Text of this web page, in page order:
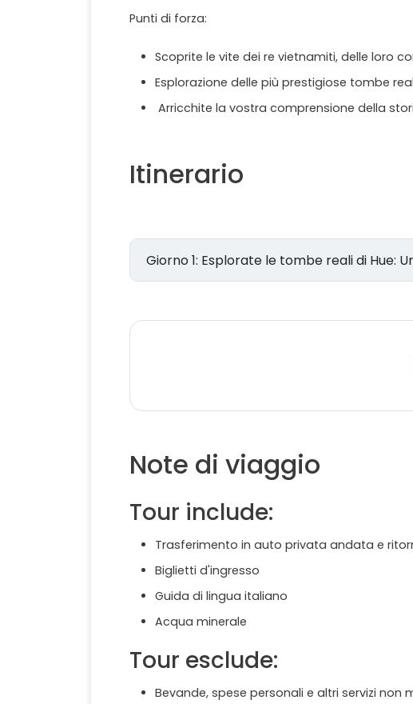
Punti di forza:
Scoprite le vite dei re vietnamiti, delle loro
Esplorazione delle più prestigiose tombe
Arricchite la vostra comprensione della
Itinerario
Giorno 1: Esplorate le tombe reali di
Note di viaggio
Tour include:
Trasferimento in auto privata andata e
Biglietti d'ingresso
Guida di lingua italiano
Acqua minerale
Tour esclude:
Bevande, spese personali e altri servizi non